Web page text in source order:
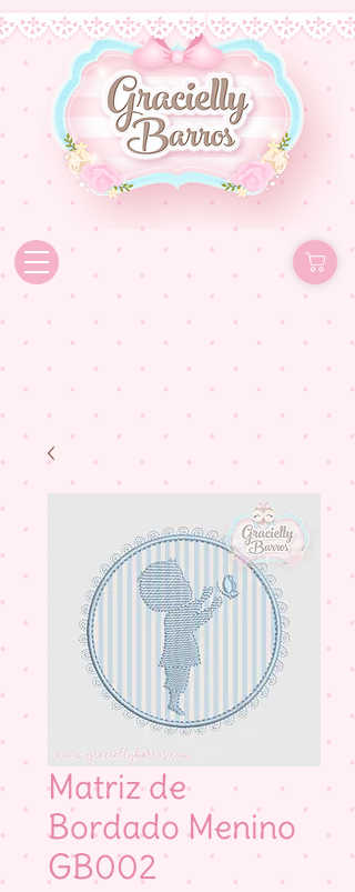
Matriz de
Bordado Menino
GB002